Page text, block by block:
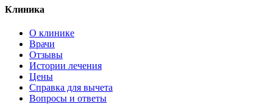
Клиника
О клинике
Врачи
Отзывы
Истории лечения
Цены
Справка для вычета
Вопросы и ответы